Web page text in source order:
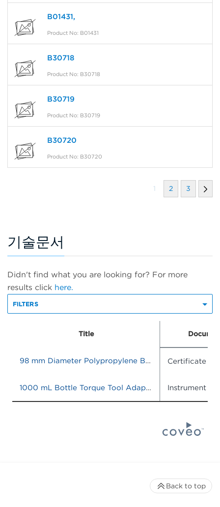
B01431,
Product No: B01431
B30718
Product No: B30718
B30719
Product No: B30719
B30720
Product No: B30720
1 2 3
기술문서
Didn't find what you are looking for? For more
results click here.
FILTERS
Title
98 mm Diameter Polypropylene Bottle Adapter Sleeve, Quantity of 6 Certificate of
1000 mL Bottle Torque Tool Adapter Instrument
Back to top